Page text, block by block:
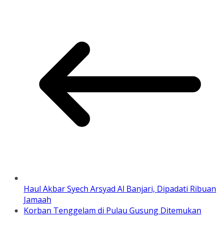
Haul Akbar Syech Arsyad Al Banjari, Dipadati Ribuan
Jamaah
Korban Tenggelam di Pulau Gusung Ditemukan